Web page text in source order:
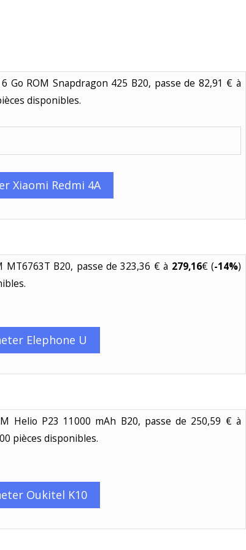
Go ROM Snapdragon 425 B20, passe de 82,91 € à
disponibles.
Xiaomi Redmi 4A
MT6763T B20, passe de 323,36 € à 279,16€ (-14%)
Elephone U
Helio P23 11000 mAh B20, passe de 250,59 € à
pièces disponibles.
Oukitel K10